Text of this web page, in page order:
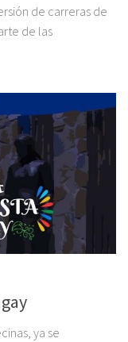
de carreras de
de las
ya se